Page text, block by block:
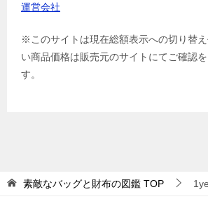
運営会社
※このサイトは現在総額表示への切り替
い商品価格は販売元のサイトにてご確認
す。
素敵なバッグと財布の図鑑 TOP